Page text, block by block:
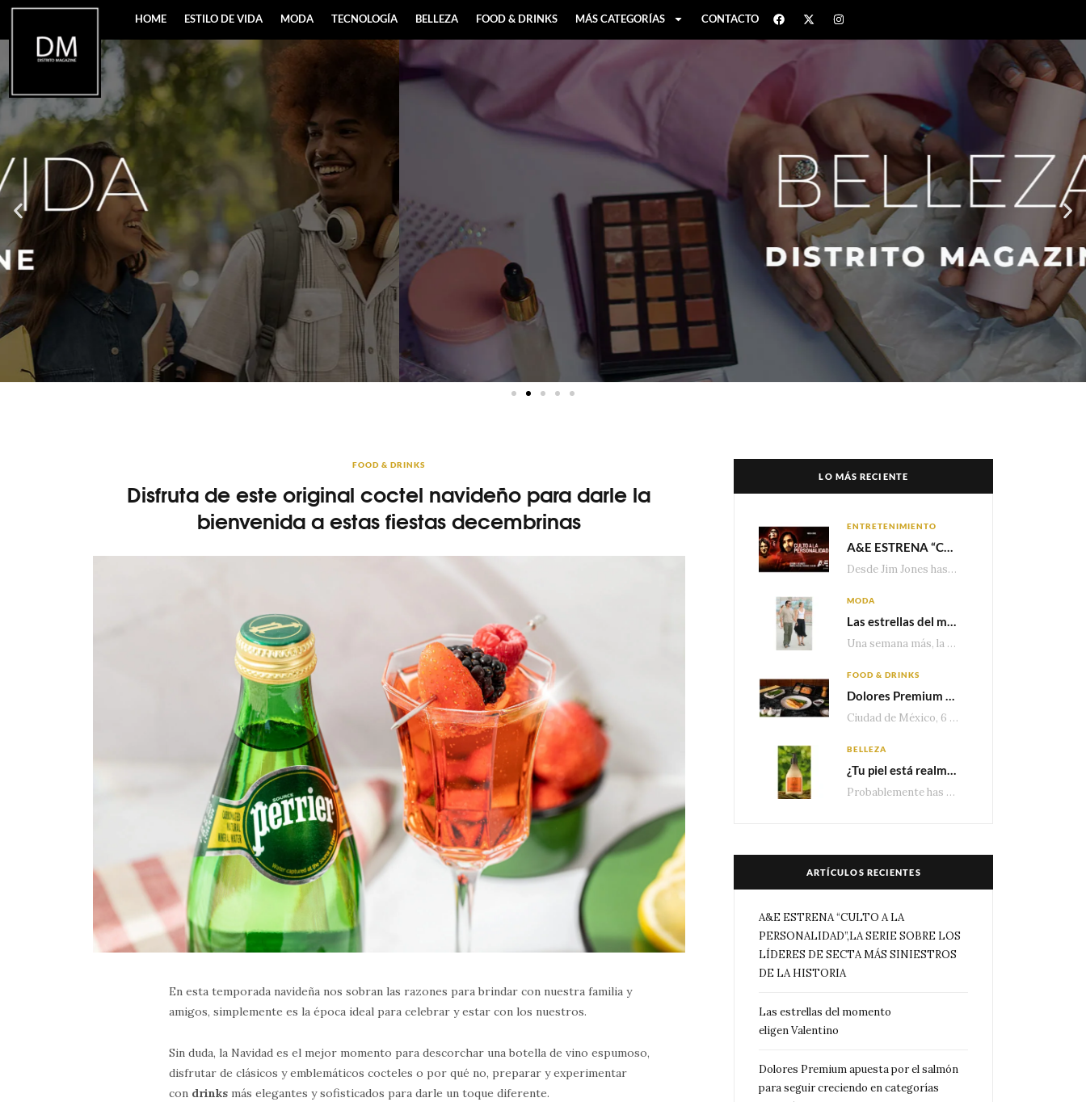
HOME ESTILO DE VIDA MODA TECNOLOGÍA BELLEZA FOOD & DRINKS MÁS CATEGORÍAS CONTACTO
FOOD & DRINKS
Disfruta de este original coctel navideño para darle la
bienvenida a estas fiestas decembrinas
En esta temporada navideña nos sobran las razones para brindar con nuestra familia y
amigos, simplemente es la época ideal para celebrar y estar con los nuestros.
Sin duda, la Navidad es el mejor momento para descorchar una botella de vino espumoso,
disfrutar de clásicos y emblemáticos cocteles o por qué no, preparar y experimentar
con drinks más elegantes y sofisticados para darle un toque diferente.
LO MÁS RECIENTE
ENTRETENIMIENTO
A&E ESTRENA “CULTO A LA PERSONALIDAD”,LA SERIE SOBRE LOS LÍDERES DE SECTA MÁS SINIESTROS DE LA HISTORIA
Desde Jim Jones hasta David Berg, la producción recorre en seis episodios cómo el carisma,…
MODA
Las estrellas del momento eligen Valentino
Una semana más, la belleza y la sofisticación de Valentino vuelven a tomar el escenario internacional. Desde…
FOOD & DRINKS
Dolores Premium apuesta por el salmón para seguir creciendo en categorías estratégicas
Ciudad de México, 6 de agosto de 2026.— Con una producción de 2.17 millones de…
BELLEZA
¿Tu piel está realmente hidratada? 4 señales que podrían indicar que necesita algo más
Probablemente has escuchado que el cuidado e hidratación corporal se suele asociar únicamente con una…
ARTÍCULOS RECIENTES
A&E ESTRENA “CULTO A LA
PERSONALIDAD”,LA SERIE SOBRE LOS
LÍDERES DE SECTA MÁS SINIESTROS
DE LA HISTORIA
Las estrellas del momento
eligen Valentino
Dolores Premium apuesta por el salmón
para seguir creciendo en categorías